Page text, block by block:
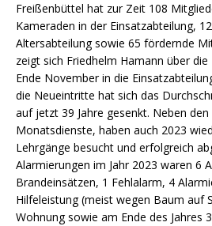
Freißenbüttel hat zur Zeit 108
Kameraden in der Einsatzabteilung,
Altersabteilung sowie 65 fördernde
zeigt sich Friedhelm Hamann über
Ende November in die
die Neueintritte hat sich das
auf jetzt 39 Jahre gesenkt. Neben den
Monatsdienste, haben auch 2023
Lehrgänge besucht und erfolgreich
Alarmierungen im Jahr 2023 waren 6
Brandeinsätzen, 1 Fehlalarm, 4
Hilfeleistung (meist wegen Baum auf
Wohnung sowie am Ende des Jahres